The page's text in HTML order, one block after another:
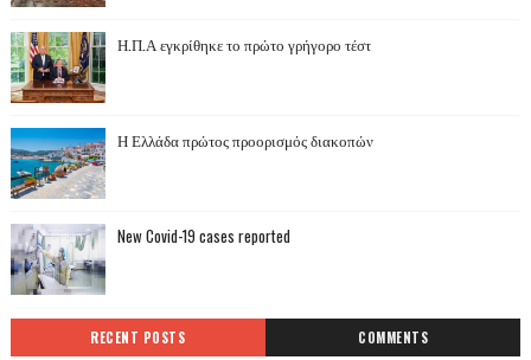
Η.Π.Α εγκρίθηκε το πρώτο γρήγορο τέστ
Η Ελλάδα πρώτος προορισμός διακοπών
New Covid-19 cases reported
RECENT POSTS COMMENTS